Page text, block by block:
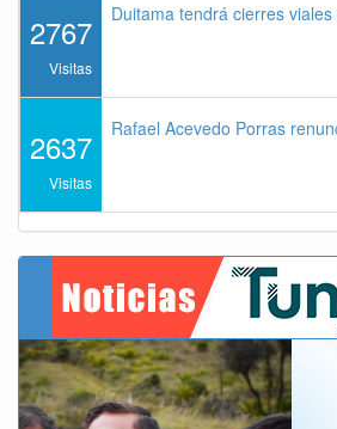
2767
Visitas
Duitama tendrá cierres
2637
Visitas
Rafael Acevedo Porras
Previous